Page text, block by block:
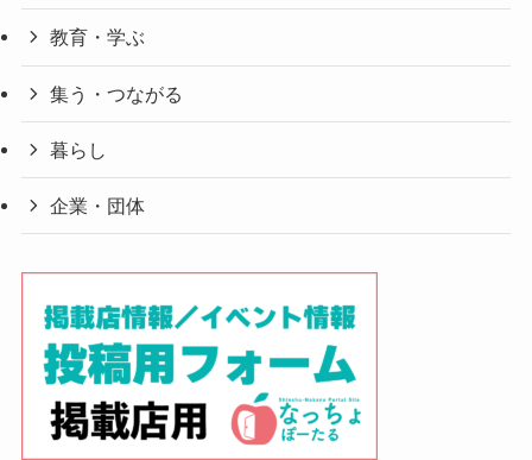
教育・学ぶ
集う・つながる
暮らし
企業・団体